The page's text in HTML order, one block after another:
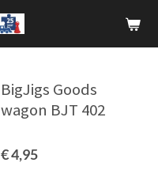
BigJigs Goods
wagon BJT 402
€ 4,95